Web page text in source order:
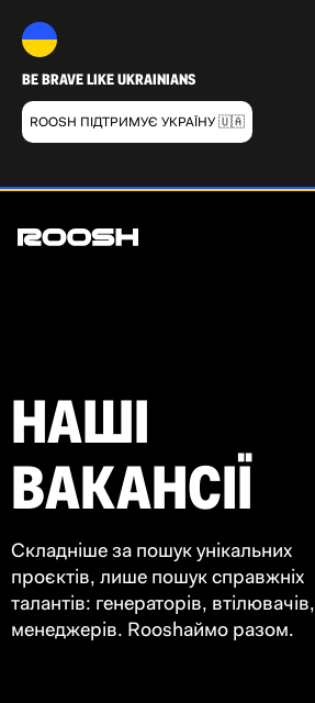
BE BRAVE LIKE UKRAINIANS
ROOSH ПІДТРИМУЄ УКРАЇНУ 🇺🇦
НАШІ
ВАКАНСІЇ
Складніше за пошук унікальних
проєктів, лише пошук справжніх
талантів: генераторів, втілювачів,
менеджерів. Rooshаймо разом.